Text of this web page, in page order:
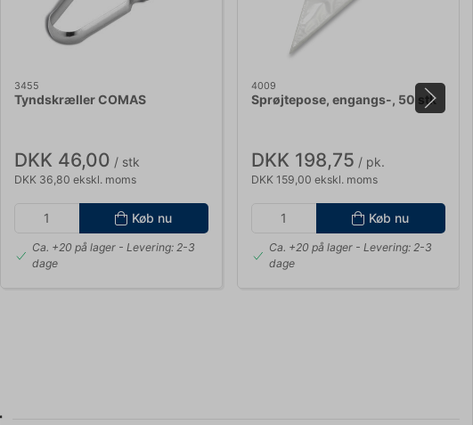
3455
Tyndskræller COMAS
DKK 46,00 / stk
DKK 36,80 ekskl. moms
Køb nu
Ca. +20 på lager- Levering: 2-3
dage
4009
Sprøjtepose, engangs-, 50 stk
DKK 198,75 / pk.
DKK 159,00 ekskl. moms
Køb nu
Ca. +20 på lager- Levering: 2-3
dage